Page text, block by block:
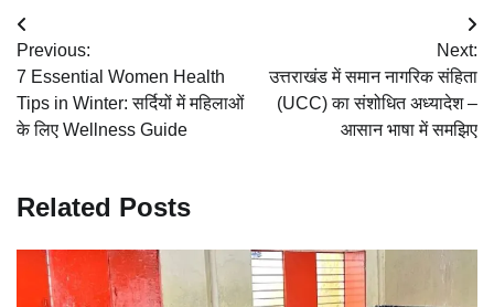
Post
navigation
Previous:
7 Essential Women Health
Tips in Winter: सर्दियों में महिलाओं
के लिए Wellness Guide
Next:
उत्तराखंड में समान नागरिक संहिता
(UCC) का संशोधित अध्यादेश –
आसान भाषा में समझिए
Related Posts